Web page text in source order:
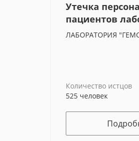
Утечка
пациентов
"Гемотест"
ЛАБОРАТОРИЯ
Количество истцов
525 человек